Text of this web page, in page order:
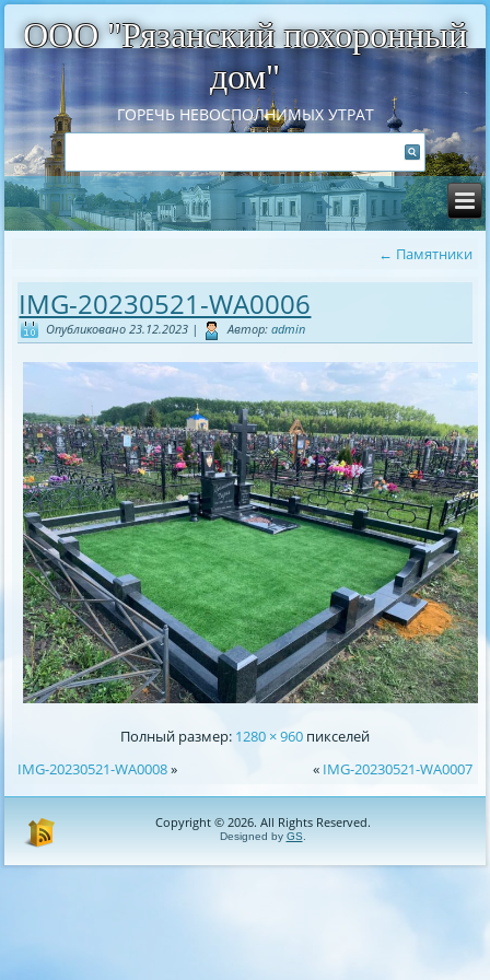
ООО "Рязанский похоронный
дом"
ГОРЕЧЬ НЕВОСПОЛНИМЫХ УТРАТ
← Памятники
IMG-20230521-WA0006
Опубликовано 23.12.2023 | Автор: admin
Полный размер: 1280 × 960 пикселей
IMG-20230521-WA0008» « IMG-20230521-WA0007
Copyright © 2026. All Rights Reserved.
Designed by GS